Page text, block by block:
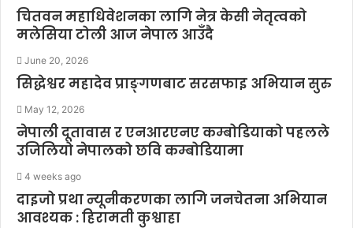
चितवन महाधिवेशनका लागि नेत्र केसी नेतृत्वको
मलेसिया टोली आज नेपाल आउँदै
June 20, 2026
सिद्धेश्वर महादेव प्राङ्गणबाट सरसफाइ अभियान सुरु
May 12, 2026
नेपाली दूतावास र एनआरएनए कम्बोडियाको पहलले
उजिलियो नेपालको छवि कम्बोडियामा
4 weeks ago
दाइजो प्रथा न्यूनीकरणका लागि जनचेतना अभियान
आवश्यक : हिरामती कुश्वाहा